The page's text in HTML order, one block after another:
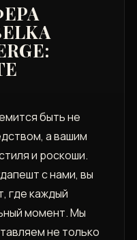
быть не
а вашим
и роскоши.
с нами, вы
где каждый
момент. Мы
не только